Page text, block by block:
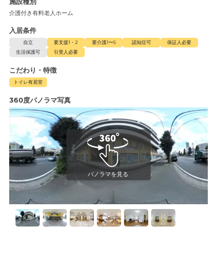
介護付き有料老人ホーム
入居条件
自立 要支援1・2 要介護1〜5 認知症可
保証人必要
生活保護可
引受人必要
こだわり・特徴
トイレ有居室
360度パノラマ写真